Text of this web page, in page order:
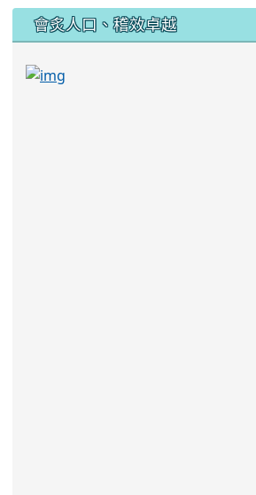
會炙人口、稽效卓越